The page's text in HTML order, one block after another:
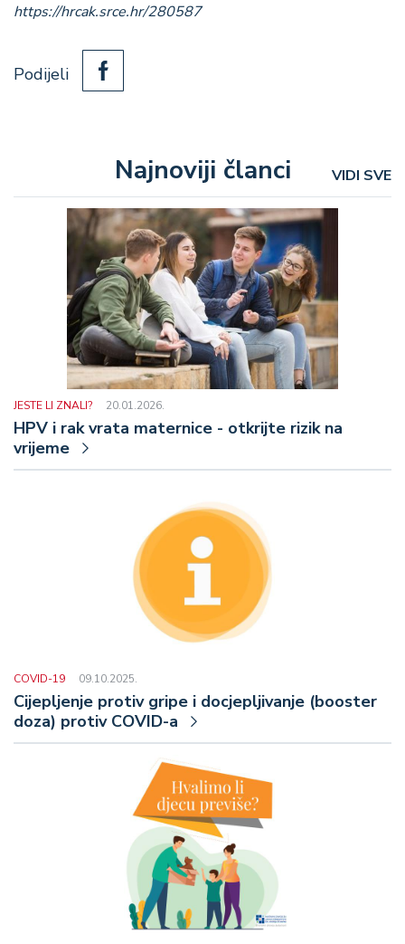
https://hrcak.srce.hr/280587
Podijeli
Najnoviji članci VIDI SVE
JESTE LI ZNALI? 20.01.2026.
HPV i rak vrata maternice - otkrijte rizik na
vrijeme
COVID-19 09.10.2025.
Cijepljenje protiv gripe i docjepljivanje (booster
doza) protiv COVID-a